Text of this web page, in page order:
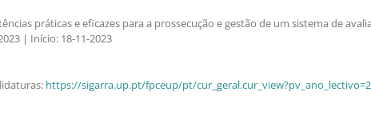
práticas e eficazes para a prossecução e gestão de um sistema de
| Início: 18-11-2023
https://sigarra.up.pt/fpceup/pt/